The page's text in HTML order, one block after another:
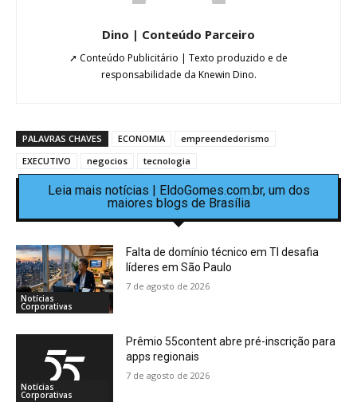
Dino | Conteúdo Parceiro
➚ Conteúdo Publicitário | Texto produzido e de
responsabilidade da Knewin Dino.
PALAVRAS CHAVES ECONOMIA
empreendedorismo
EXECUTIVO
negocios tecnologia
Leia mais notícias | EldoGomes.com.br, um dos
maiores blogs de Brasília
Notícias
Corporativas
Falta de domínio técnico em TI desafia
líderes em São Paulo
7 de agosto de 2026
Notícias
Corporativas
Prêmio 55content abre pré-inscrição para
apps regionais
7 de agosto de 2026